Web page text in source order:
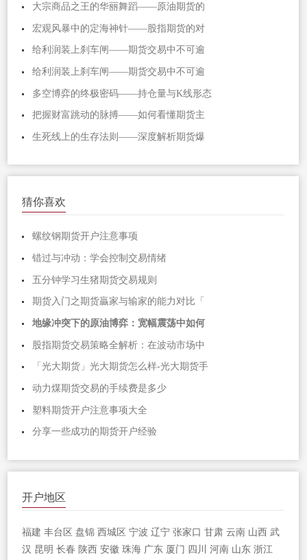
大宗商品之王的华丽舞蹈——原油期货的
宏观风暴中的定海神针——股指期货的对
给利润装上刹车闸——期货交易中不可逾
给利润装上刹车闸——期货交易中不可逾
多空博弈的终极密码——持仓量与K线形态
把握财富跳动的脉搏——如何看懂期货主
生死线上的生存法则——深度解析期货爆
猜你喜欢
螺纹钢期货开户注意事项
错过与冲动：学会控制交易情绪
五分钟学习生猪期货交易规则
期货入门之期货贏家与输家的能力对比「
地缘冲突下的原油博弈：宽幅震荡中如何
股指期货交易策略全解析：在波动市场中
「光大期货」光大期货怎么样-光大期货手
动力煤期货交易的手续费是多少
塑料期货开户注意事项大全
分享一些成功的期货开户经验
开户地区
福建 丰台区 盘锦 西城区 宁波 辽宁 张家口 甘肃 云南 山西 武
汉 昆明 长春 陕西 安徽 珠海 广东 厦门 四川 河南 山东 浙江